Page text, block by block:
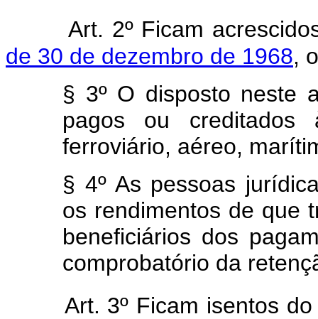
Art. 2º Ficam
de 30 de dezembro de 1968,
§ 3º O disposto neste
pagos ou creditados
ferroviário, aéreo,
§ 4º As pessoas
os rendimentos de que
beneficiários dos
comprobatório da
Art. 3º Ficam isentos